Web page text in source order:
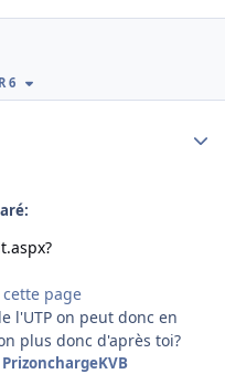
6
cette page
l'UTP on peut donc en
plus donc d'après toi?